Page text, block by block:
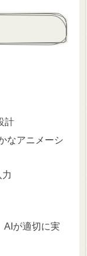
計
なアニメーシ
力
AIが適切に実